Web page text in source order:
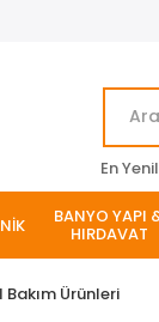
En
BANYO YAPI
HIRDAVAT
Ürünleri